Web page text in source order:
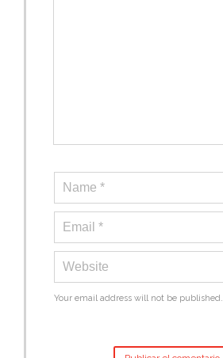
Your email address will not be published.